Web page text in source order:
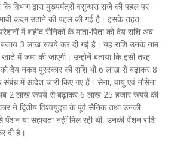
विभाग द्वारा मुख्यमंत्री वसुन्धरा राजे की पहल पर
कदम उठाने की पहल की गई है। इसके तहत
में शहीद सैनिकों के माता-पिता को देय राशि अब
3 लाख रूपये कर दी गई है। यह राशि उनके नाम
में जमा की जाएगी। उन्होनें बताया कि इसी तरह
को देय नकद पुरस्कार की राशि भी 6 लाख से बढ़ाकर 8
में आदेश जारी किए गए हैं। सेना, वायु एवं नौसेना
अब 2 लाख रूपये से बढ़ाकर 6 लाख 25 हजार रूपये की
ने द्वितीय विश्वयुद्घ के पूर्व सैनिक तथा उनकी
या सहायता नहीं मिल रही थी, उनकी पेंशन राशि
दी है।